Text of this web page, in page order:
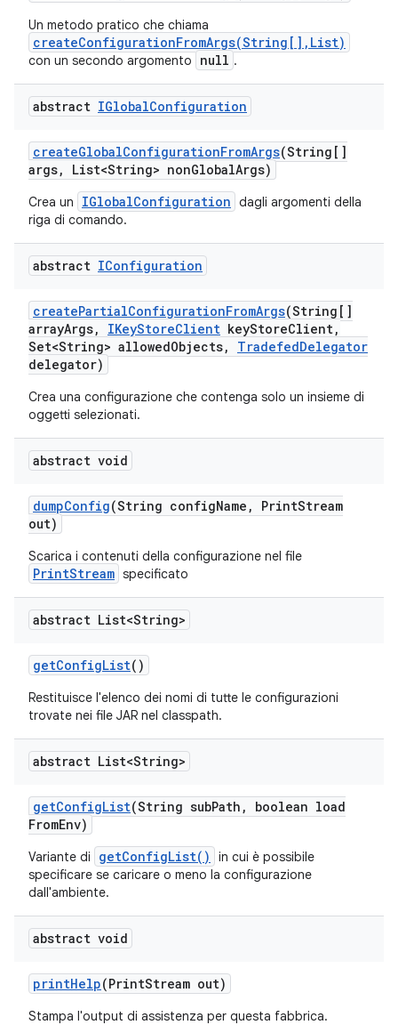
Un metodo pratico che chiama
createConfigurationFromArgs(String[],List)
con un secondo argomento null .
abstract IGlobalConfiguration
createGlobalConfigurationFromArgs(String[]
args, List<String> nonGlobalArgs)
Crea un IGlobalConfiguration dagli argomenti della
riga di comando.
abstract IConfiguration
createPartialConfigurationFromArgs(String[]
arrayArgs, IKeyStoreClient keyStoreClient,
Set<String> allowedObjects, TradefedDelegator
delegator)
Crea una configurazione che contenga solo un insieme di
oggetti selezionati.
abstract void
dumpConfig(String configName , PrintStream
out)
Scarica i contenuti della configurazione nel file
PrintStream specificato
abstract List<String>
getConfigList()
Restituisce l'elenco dei nomi di tutte le configurazioni
trovate nei file JAR nel classpath.
abstract List<String>
getConfigList(String subPath ,
boolean load
FromEnv)
Variante di getConfigList()
in cui è possibile
specificare se caricare o meno la configurazione
dall'ambiente.
abstract void
printHelp(PrintStream out)
Stampa l'output di assistenza per questa fabbrica.